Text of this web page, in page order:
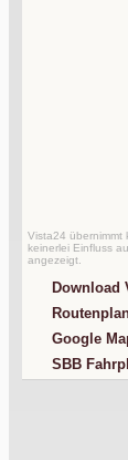
Vista24 übernimmt
keinerlei Einfluss
angezeigt.
Download
Google
SBB